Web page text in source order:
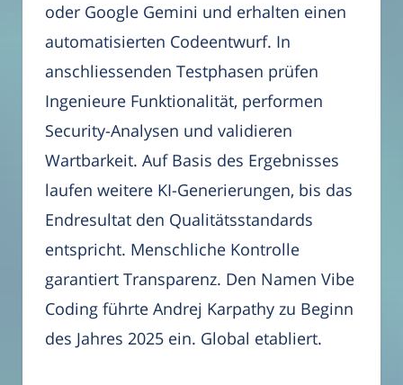
oder Google Gemini und erhalten einen
automatisierten Codeentwurf. In
anschliessenden Testphasen prüfen
Ingenieure Funktionalität, performen
Security-Analysen und validieren
Wartbarkeit. Auf Basis des Ergebnisses
laufen weitere KI-Generierungen, bis das
Endresultat den Qualitätsstandards
entspricht. Menschliche Kontrolle
garantiert Transparenz. Den Namen Vibe
Coding führte Andrej Karpathy zu Beginn
des Jahres 2025 ein. Global etabliert.